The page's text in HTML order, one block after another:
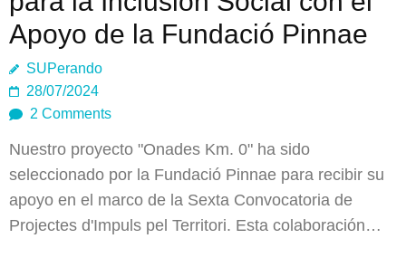
Apoyo de la Fundació Pinnae
SUPerando
28/07/2024
2 Comments
Nuestro proyecto "Onades Km. 0" ha sido
seleccionado por la Fundació Pinnae para recibir su
apoyo en el marco de la Sexta Convocatoria de
Projectes d'Impuls pel Territori. Esta colaboración…